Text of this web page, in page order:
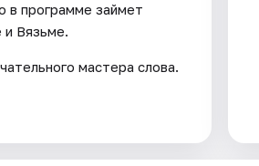
в программе займет
и Вязьме.
мастера слова.